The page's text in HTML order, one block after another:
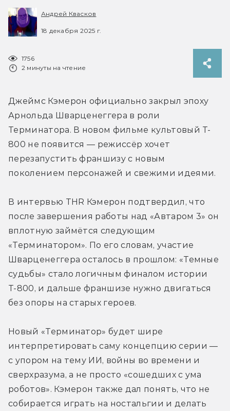
Андрей Квасков
18 декабря 2025 г.
1756
2 минуты на чтение
Джеймс Кэмерон официально закрыл эпоху
Арнольда Шварценеггера в роли
Терминатора. В новом фильме культовый T-
800 не появится — режиссёр хочет
перезапустить франшизу с новым
поколением персонажей и свежими идеями.
В интервью THR Кэмерон подтвердил, что
после завершения работы над «Автаром 3» он
вплотную займётся следующим
«Терминатором». По его словам, участие
Шварценеггера осталось в прошлом: «Темные
судьбы» стало логичным финалом истории
Т-800, и дальше франшизе нужно двигаться
без опоры на старых героев.
Новый «Терминатор» будет шире
интерпретировать саму концепцию серии —
с упором на тему ИИ, войны во времени и
сверхразума, а не просто «сошедших с ума
роботов». Кэмерон также дал понять, что не
собирается играть на ностальгии и делать